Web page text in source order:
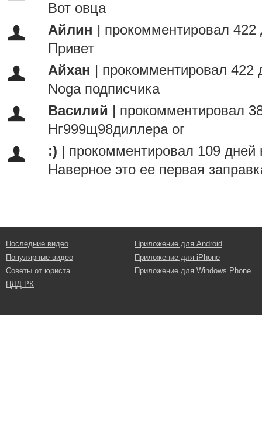
Вот овца
Айлин
прокомментировал 422
Привет
Айхан
прокомментировал 422
Noga подписчика
Василий
прокомментировал
Нг999щ98диллера ог
:)
прокомментировал 109 дней
Наверное это ее первая
Последние видео
Популярные видео
Советы от юриста
ПДД РК
Приложение для Android
Приложение для iPhone
Приложение для Windows Phone